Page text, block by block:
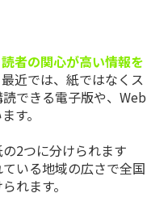
者の関心が高い情報を
最近では、紙ではなくス
できる電子版や、Web
す。
2つに分けられます
いる地域の広さで全国
れます。